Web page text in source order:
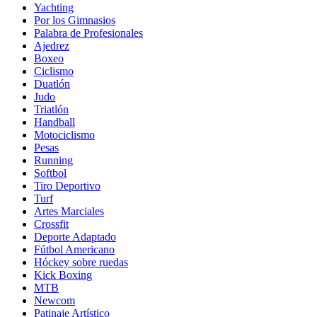
Yachting
Por los Gimnasios
Palabra de Profesionales
Ajedrez
Boxeo
Ciclismo
Duatlón
Judo
Triatlón
Handball
Motociclismo
Pesas
Running
Softbol
Tiro Deportivo
Turf
Artes Marciales
Crossfit
Deporte Adaptado
Fútbol Americano
Hóckey sobre ruedas
Kick Boxing
MTB
Newcom
Patinaje Artístico